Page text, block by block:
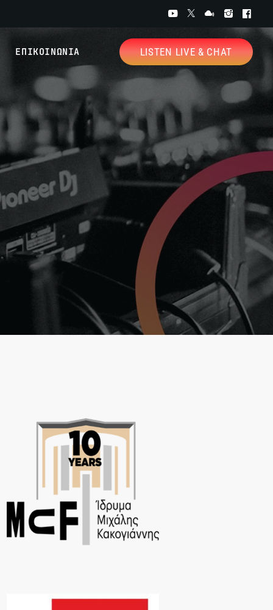
ΕΠΙΚΟΙΝΩΝΙΑ LISTEN LIVE & CHAT